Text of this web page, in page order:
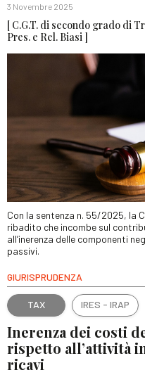
3 Novembre 2025
[ C.G.T. di secondo grado di
Pres. e Rel. Biasi ]
Con la sentenza n. 55/2025, la
ribadito che incombe sul
all’inerenza delle componenti
passivi.
GIURISPRUDENZA
TAX IRES - IRAP
Inerenza dei costi
rispetto all’attività
ricavi